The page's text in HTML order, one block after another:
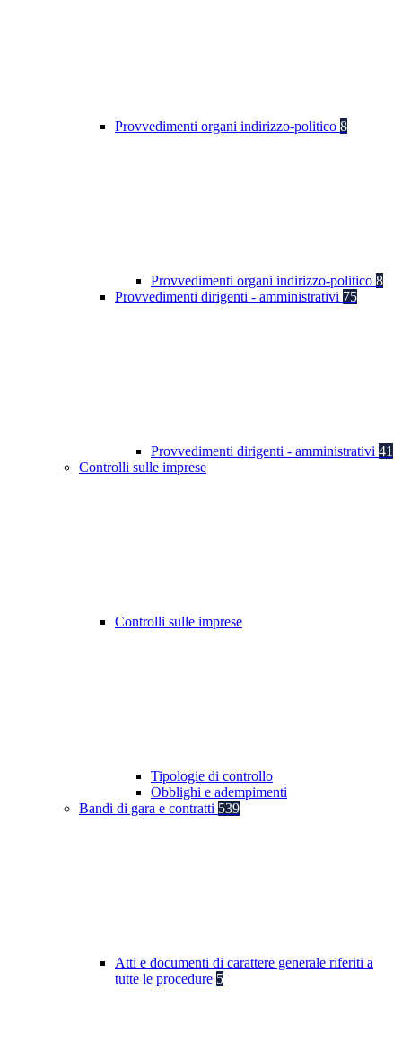
Provvedimenti organi indirizzo-politico 8
Provvedimenti organi indirizzo-politico 8
Provvedimenti dirigenti - amministrativi 75
Provvedimenti dirigenti - amministrativi 41
Controlli sulle imprese
Controlli sulle imprese
Tipologie di controllo
Obblighi e adempimenti
Bandi di gara e contratti 539
Atti e documenti di carattere generale riferiti a
tutte le procedure 5